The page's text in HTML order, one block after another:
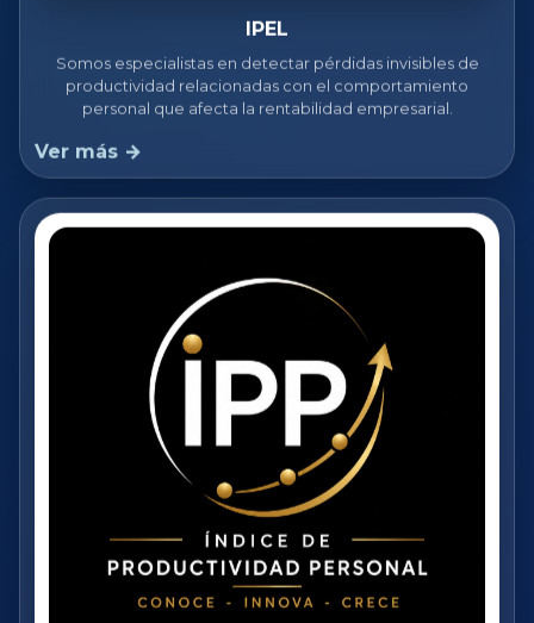
IPEL
Somos especialistas en detectar pérdidas invisibles de
productividad relacionadas con el comportamiento
personal que afecta la rentabilidad empresarial.
Ver más →